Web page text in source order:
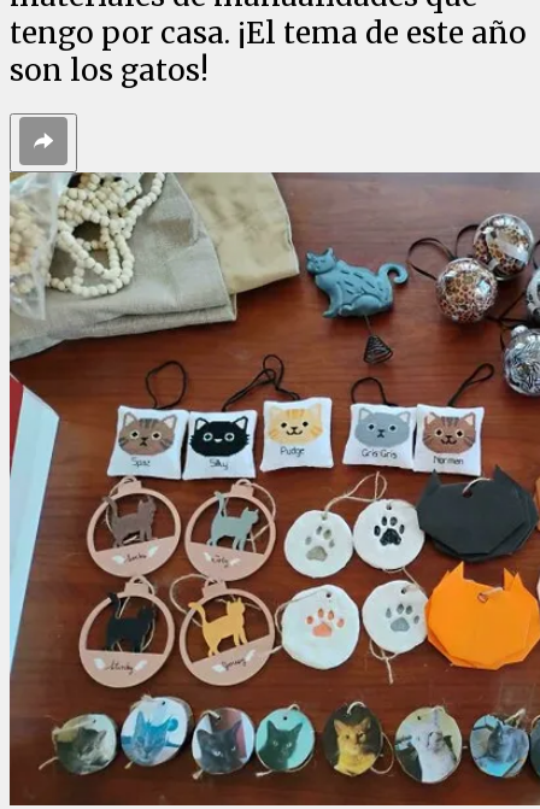
tengo por casa. ¡El tema de este año
son los gatos!